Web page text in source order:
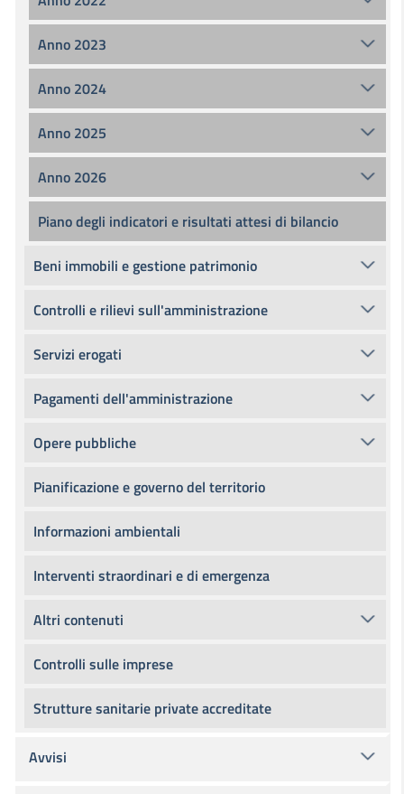
Anno 2023
Anno 2024
Anno 2025
Anno 2026
Piano degli indicatori e risultati attesi di bilancio
Beni immobili e gestione patrimonio
Controlli e rilievi sull'amministrazione
Servizi erogati
Pagamenti dell'amministrazione
Opere pubbliche
Pianificazione e governo del territorio
Informazioni ambientali
Interventi straordinari e di emergenza
Altri contenuti
Controlli sulle imprese
Strutture sanitarie private accreditate
Avvisi